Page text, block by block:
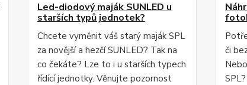
Led-diodový maják SUNLED u
starších typů jednotek?
Chcete vyměnit váš starý maják SPL
za novější a hezčí SUNLED? Tak na
co čekáte? Lze to i u starších typech
řídící jednotky. Věnujte pozornost
či